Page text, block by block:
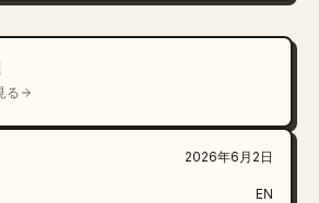
る
2026年6月2日
EN